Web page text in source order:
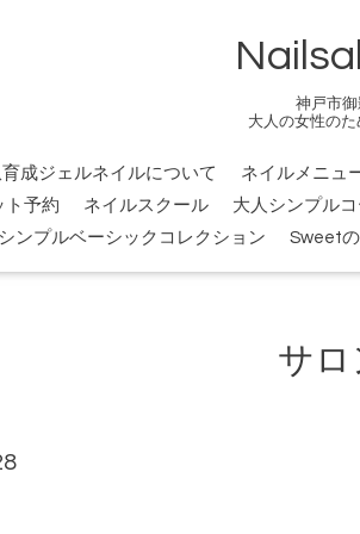
神戸市
大人の女性の
成ジェルネイルについて ネイルメニュ
ト予約 ネイルスクール 大人シンプル
ンプルベーシックコレクション
Sweet
サ